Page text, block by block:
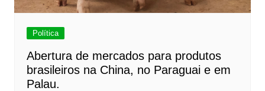
Política
Abertura de mercados para produtos
brasileiros na China, no Paraguai e em
Palau.